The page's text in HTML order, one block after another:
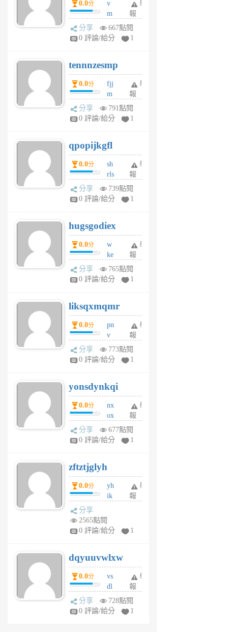
月
前
0.0分
v
m
sg
sr
6
個
月
前
舉
報
分享
667點閱
0 評論/給分
1
tennnzesmp
0.0分
fjj
m
w
rs
6
個
月
前
舉
報
分享
791點閱
0 評論/給分
1
qpopijkgfl
0.0分
sh
rls
k
m
6
個
月
前
舉
報
分享
739點閱
0 評論/給分
1
hugsgodiex
0.0分
w
ke
rv
pj
6
個
月
前
舉
報
分享
765點閱
0 評論/給分
1
liksqxmqmr
0.0分
pn
v
wt
sv
6
個
月
前
舉
報
分享
773點閱
0 評論/給分
1
yonsdynkqi
0.0分
nx
ox
rh
pe
月
前
舉
報
分享
677點閱
0 評論/給分
1
zftztjglyh
0.0分
yh
ik
tu
6
個
月
前
舉
報
分享
2565點閱
0 評論/給分
1
dqyuuvwlxw
0.0分
vs
dl
sq
fy
舉
報
分享
728點閱
0 評論/給分
1